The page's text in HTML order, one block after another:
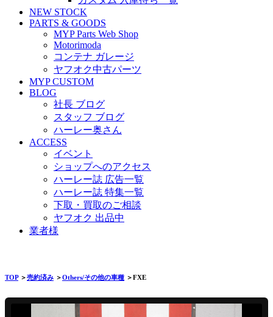
NEW STOCK
PARTS & GOODS
MYP Parts Web Shop
Motorimoda
コンテナ ガレージ
ヤフオク中古パーツ
MYP CUSTOM
BLOG
社長 ブログ
スタッフ ブログ
ハーレー奥さん
ACCESS
イベント
ショップへのアクセス
ハーレー誌 広告一覧
ハーレー誌 特集一覧
下取・買取のご相談
ヤフオク 出品中
業者様
TOP＞売約済み ＞Others/その他の車種 ＞FXE